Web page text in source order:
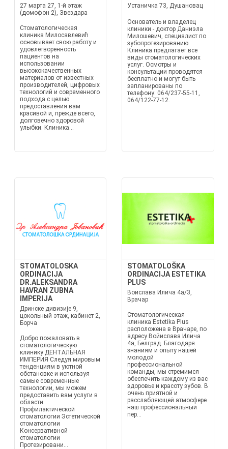
27 марта 27, 1-й этаж
(домофон 2), Звездара
Стоматологическая
клиника Милосавлевић
основывает свою работу и
удовлетворенность
пациентов на
использовании
высококачественных
материалов от известных
производителей, цифровых
технологий и современного
подхода с целью
предоставления вам
красивой и, прежде всего,
долговечно здоровой
улыбки. Клиника...
Устаничка 73, Душановац
Основатель и владелец
клиники - доктор Даниэла
Милошевич, специалист по
зубопротезированию.
Клиника предлагает все
виды стоматологических
услуг. Осмотры и
консультации проводятся
бесплатно и могут быть
запланированы по
телефону: 064/237-55-11,
064/122-77-12.
STOMATOLOSKA
ORDINACIJA
DR.ALEKSANDRA
HAVRAN ZUBNA
IMPERIJA
Дринске дивизије 9,
цокольный этаж, кабинет 2,
Борча
Добро пожаловать в
стоматологическую
клинику ДЕНТАЛЬНАЯ
ИМПЕРИЯ Следуя мировым
тенденциям в уютной
обстановке и используя
самые современные
технологии, мы можем
предоставить вам услуги в
области:
Профилактической
стоматологии Эстетической
стоматологии
Консервативной
стоматологии
Протезировани...
STOMATOLOŠKA
ORDINACIJA ESTETIKA
PLUS
Воислава Илича 4а/3,
Врачар
Стоматологическая
клиника Estetika Plus
расположена в Врачаре, по
адресу Войислава Илича
4а, Белград. Благодаря
знаниям и опыту нашей
молодой
профессиональной
команды, мы стремимся
обеспечить каждому из вас
здоровье и красоту зубов. В
очень приятной и
расслабляющей атмосфере
наш профессиональный
пер...